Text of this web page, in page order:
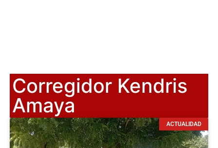
Corregidor Kendris
Amaya
ACTUALIDAD